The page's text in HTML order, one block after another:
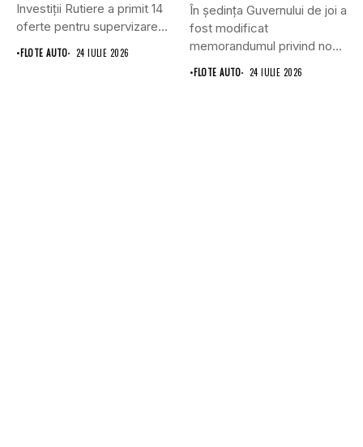
Investiții Rutiere a primit 14
oferte pentru supervizarea
lucrărilor...
•FLOTE AUTO 24 IULIE 2026
În ședința Guvernului de joi a
fost modificat
memorandumul privind noul
punct...
•FLOTE AUTO 24 IULIE 2026